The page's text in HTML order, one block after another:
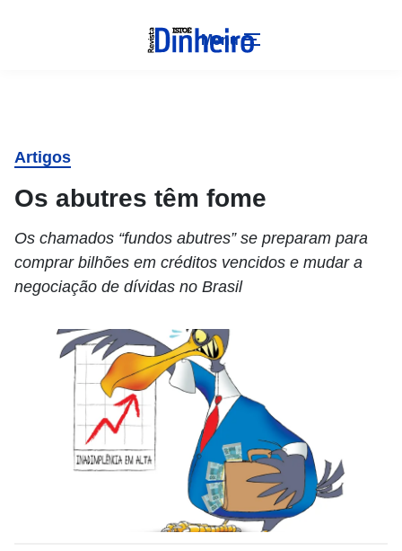
Menu
Artigos
Os abutres têm fome
Os chamados “fundos abutres” se preparam para
comprar bilhões em créditos vencidos e mudar a
negociação de dívidas no Brasil